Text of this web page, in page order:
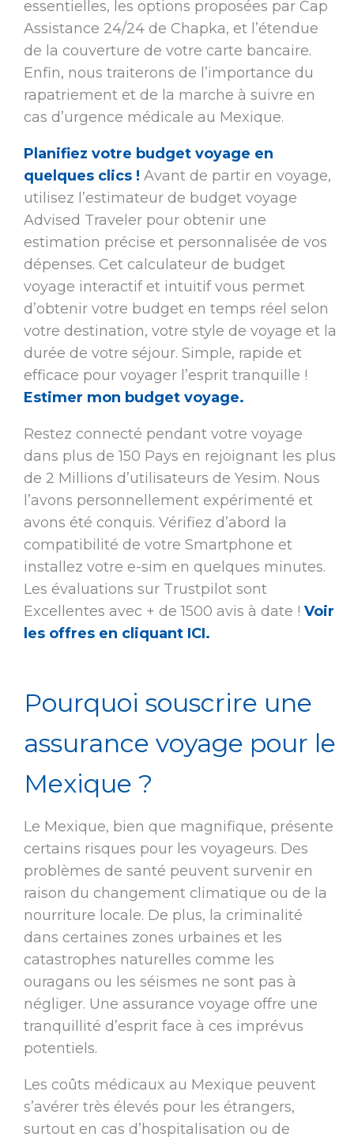
essentielles, les options proposées par Cap
Assistance 24/24 de Chapka, et l’étendue
de la couverture de votre carte bancaire.
Enfin, nous traiterons de l’importance du
rapatriement et de la marche à suivre en
cas d’urgence médicale au Mexique.
Planifiez votre budget voyage en
quelques clics ! Avant de partir en voyage,
utilisez l’estimateur de budget voyage
Advised Traveler pour obtenir une
estimation précise et personnalisée de vos
dépenses. Cet calculateur de budget
voyage interactif et intuitif vous permet
d’obtenir votre budget en temps réel selon
votre destination, votre style de voyage et la
durée de votre séjour. Simple, rapide et
efficace pour voyager l’esprit tranquille !
Estimer mon budget voyage.
Restez connecté pendant votre voyage
dans plus de 150 Pays en rejoignant les plus
de 2 Millions d’utilisateurs de Yesim. Nous
l’avons personnellement expérimenté et
avons été conquis. Vérifiez d’abord la
compatibilité de votre Smartphone et
installez votre e-sim en quelques minutes.
Les évaluations sur Trustpilot sont
Excellentes avec + de 1500 avis à date ! Voir
les offres en cliquant ICI.
Pourquoi souscrire une
assurance voyage pour le
Mexique ?
Le Mexique, bien que magnifique, présente
certains risques pour les voyageurs. Des
problèmes de santé peuvent survenir en
raison du changement climatique ou de la
nourriture locale. De plus, la criminalité
dans certaines zones urbaines et les
catastrophes naturelles comme les
ouragans ou les séismes ne sont pas à
négliger. Une assurance voyage offre une
tranquillité d’esprit face à ces imprévus
potentiels.
Les coûts médicaux au Mexique peuvent
s’avérer très élevés pour les étrangers,
surtout en cas d’hospitalisation ou de